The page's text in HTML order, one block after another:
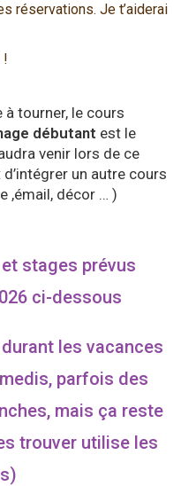
réservations. Je t’aiderai
!
à tourner, le cours
débutant est le
venir lors de ce
d’intégrer un autre cours
,émail, décor … )
stages prévus
ci-dessous
les vacances
parfois des
mais ça reste
trouver utilise les